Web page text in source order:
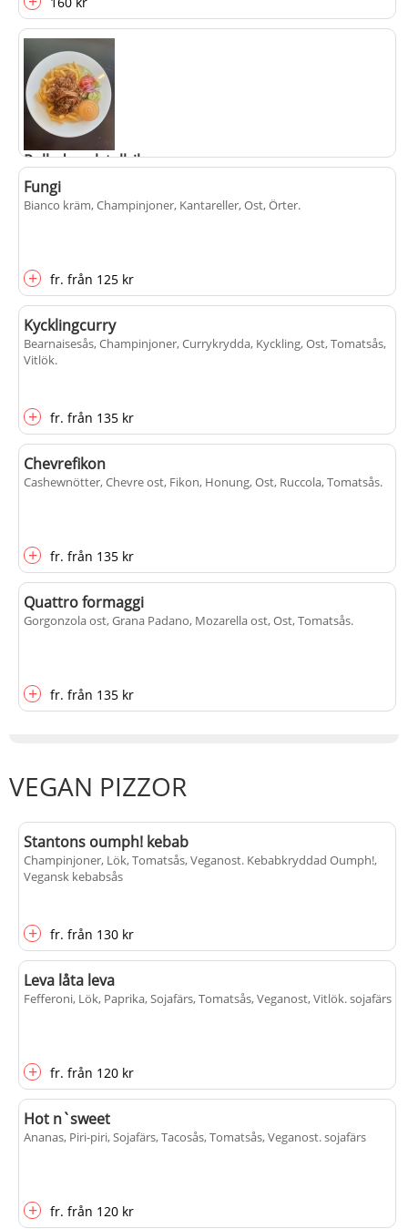
Pulled pork tallrik
Fungi
Bianco kräm, Champinjoner, Kantareller, Ost, Örter.
+ fr. från 125 kr
Kycklingcurry
Bearnaisesås, Champinjoner, Currykrydda, Kyckling, Ost, Tomatsås,
Vitlök.
+ fr. från 135 kr
Chevrefikon
Cashewnötter, Chevre ost, Fikon, Honung, Ost, Ruccola, Tomatsås.
+ fr. från 135 kr
Quattro formaggi
Gorgonzola ost, Grana Padano, Mozarella ost, Ost, Tomatsås.
+ fr. från 135 kr
VEGAN PIZZOR
Stantons oumph! kebab
Champinjoner, Lök, Tomatsås, Veganost. Kebabkryddad Oumph!,
Vegansk kebabsås
+ fr. från 130 kr
Leva låta leva
Fefferoni, Lök, Paprika, Sojafärs, Tomatsås, Veganost, Vitlök. sojafärs
+ fr. från 120 kr
Hot n`sweet
Ananas, Piri-piri, Sojafärs, Tacosås, Tomatsås, Veganost. sojafärs
+ fr. från 120 kr